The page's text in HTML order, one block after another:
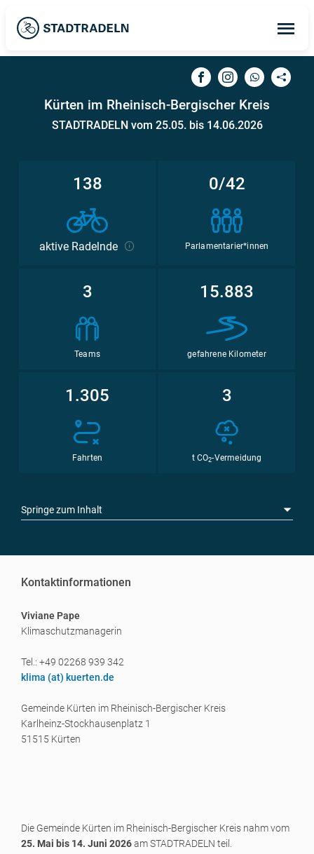
Kürten im Rheinisch-Bergischer Kreis
STADTRADELN vom 25.05. bis 14.06.2026
138
aktive Radelnde
0/42
Parlamentarier*innen
3
Teams
15.883
gefahrene Kilometer
1.305
Fahrten
3
t CO2-Vermeidung
Springe zum Inhalt
Kontaktinformationen
Viviane Pape
Klimaschutzmanagerin
Tel.: +49 02268 939 342
klima (at) kuerten.de
Gemeinde Kürten im Rheinisch-Bergischer Kreis
Karlheinz-Stockhausenplatz 1
51515 Kürten
Die Gemeinde Kürten im Rheinisch-Bergischer Kreis nahm vom
25. Mai bis 14. Juni 2026am STADTRADELN teil.